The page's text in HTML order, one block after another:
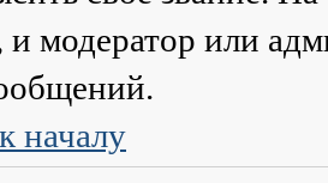
модератор или
началу